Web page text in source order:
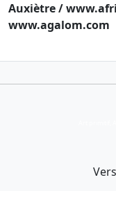
Auxiètre /
www.agalom.com